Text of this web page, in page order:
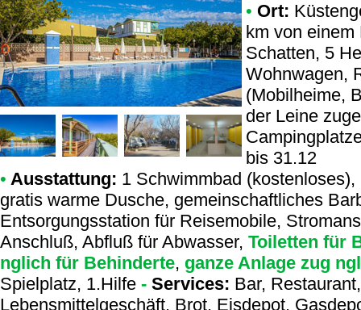
• Ort:
km von einem
Schatten, 5
Wohnwagen,
(Mobilheime,
der Leine
bis 31.12
• Ausstattung: 1 Schwimmbad
gratis warme Dusche, gemeinschaftliches
Entsorgungsstation für Reisemobile,
Anschluß, Abfluß für Abwasser, Toiletten für
nglich für Behinderte, ganze Anlage zug
Spielplatz, 1.Hilfe - Services: Bar,
Lebensmittelgeschäft, Brot, Eisdepot,